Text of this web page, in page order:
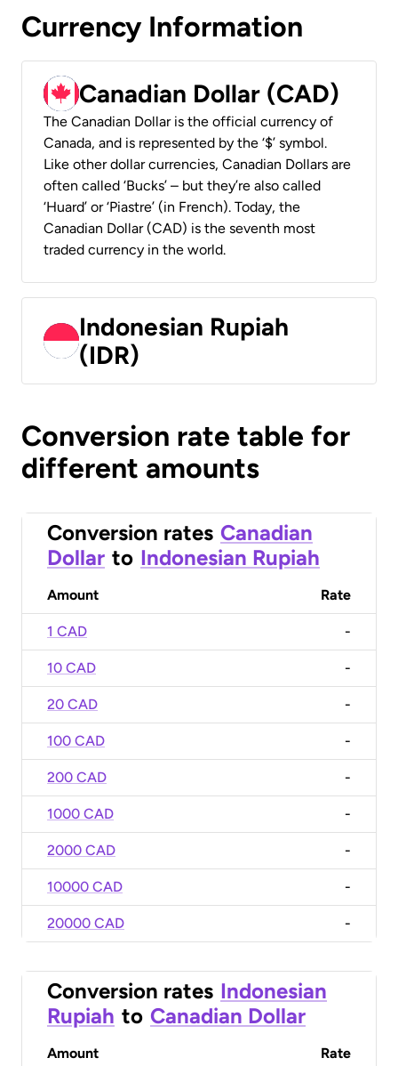
Currency Information
Canadian Dollar (CAD)
The Canadian Dollar is the official currency of
Canada, and is represented by the ‘$’ symbol.
Like other dollar currencies, Canadian Dollars are
often called ‘Bucks’ – but they’re also called
‘Huard’ or ‘Piastre’ (in French). Today, the
Canadian Dollar (CAD) is the seventh most
traded currency in the world.
Indonesian Rupiah
(IDR)
Conversion rate table for
different amounts
Conversion rates Canadian
Dollar to Indonesian Rupiah
Amount Rate
1 CAD -
10 CAD -
20 CAD -
100 CAD -
200 CAD -
1000 CAD -
2000 CAD -
10000 CAD -
20000 CAD -
Conversion rates Indonesian
Rupiah to Canadian Dollar
Amount Rate